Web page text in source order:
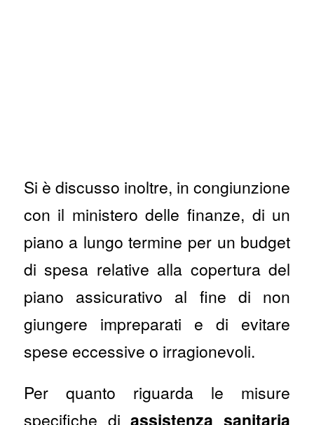
Si è discusso inoltre, in congiunzione
con il ministero delle finanze, di un
piano a lungo termine per un budget
di spesa relative alla copertura del
piano assicurativo al fine di non
giungere impreparati e di evitare
spese eccessive o irragionevoli.
Per quanto riguarda le misure
specifiche diassistenza sanitaria